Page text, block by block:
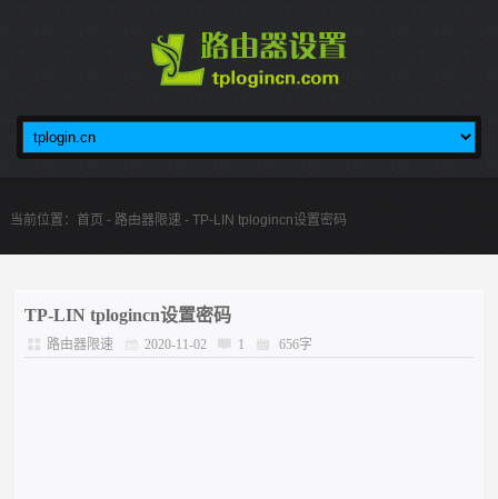
当前位置： 首页 - 路由器限速 - TP-LIN tplogincn设置密码
TP-LIN tplogincn设置密码
路由器限速 2020-11-02 1 656字